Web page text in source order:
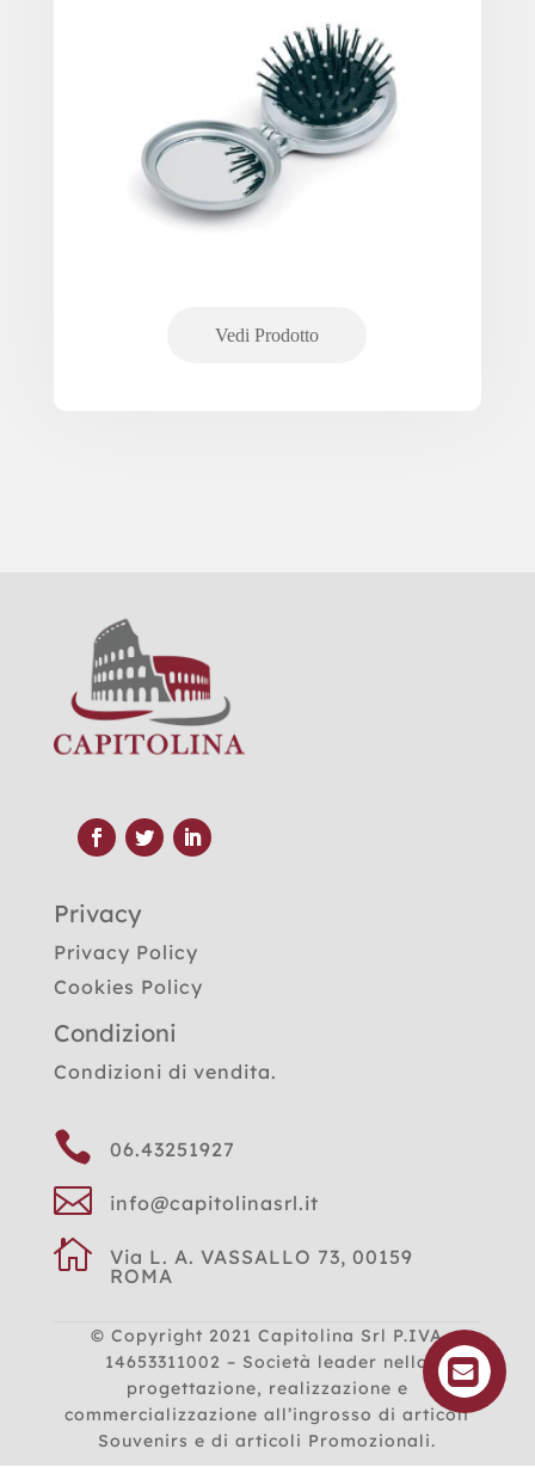
Privacy
Privacy Policy
Cookies Policy
Condizioni
Condizioni di vendita.
 06.43251927
 info@capitolinasrl.it

Via L. A. VASSALLO 73, 00159
ROMA
© Copyright 2021Capitolina Srl P.IVA
14653311002 – Società leader nella
progettazione, realizzazione e
commercializzazione all’ingrosso di articoli
Souvenirs e di articoli Promozionali.